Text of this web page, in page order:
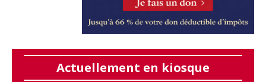
Actuellement en kiosque